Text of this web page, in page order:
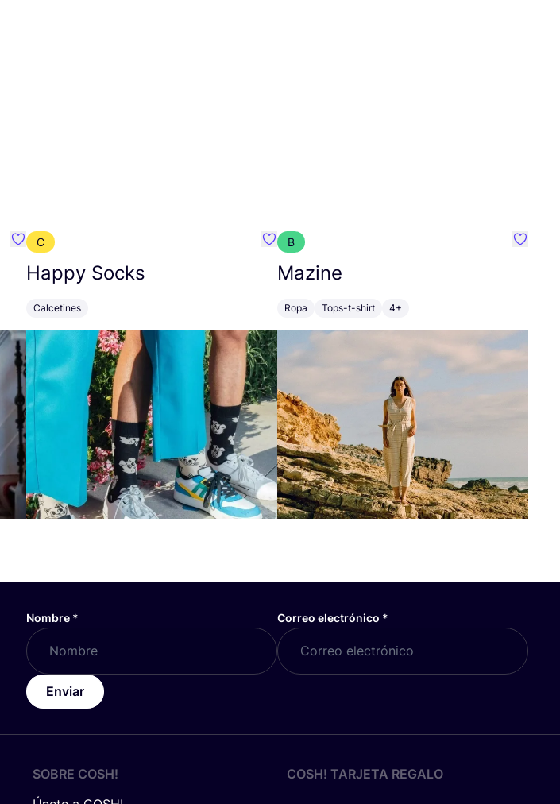
Favoritos {nombre}
C
Happy Socks
Calcetines
Favoritos {nombre}
B
Mazine
Ropa Tops-t-shirt 4+
Nombre * Correo electrónico *
Enviar
SOBRE COSH!
COSH! TARJETA REGALO